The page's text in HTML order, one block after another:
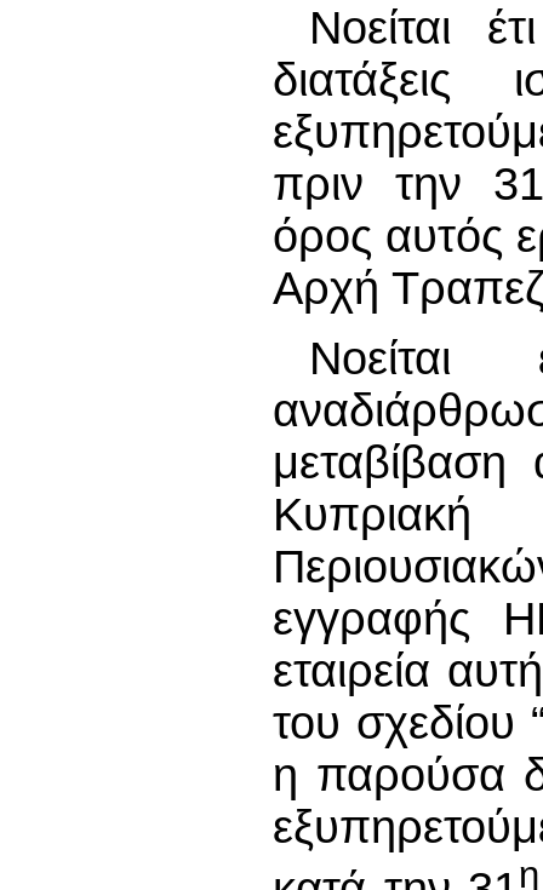
Νοείται
πριν την
όρος αυτός
Αρχή
μεταβίβαση
εγγραφής
εταιρεία
του
η παρούσα
η